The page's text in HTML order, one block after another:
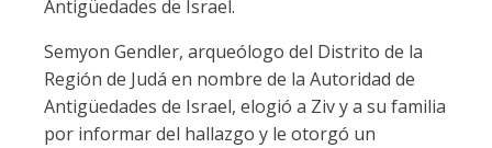
Antigüedades de Israel.
Semyon Gendler, arqueólogo del Distrito de la
Región de Judá en nombre de la Autoridad de
Antigüedades de Israel, elogió a Ziv y a su familia
por informar del hallazgo y le otorgó un